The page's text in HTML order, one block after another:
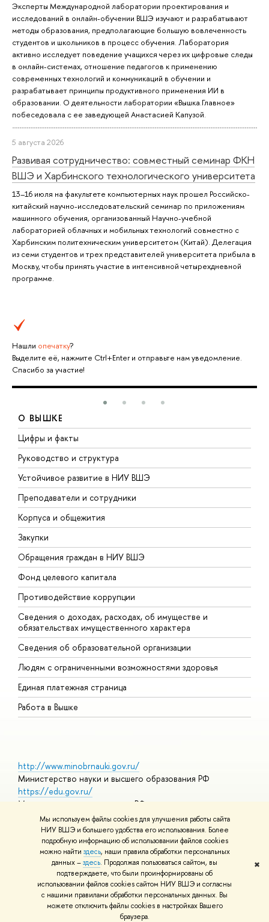
Мы используем файлы cookies для улучшения работы сайта
НИУ ВШЭ и большего удобства его использования. Более
подробную информацию об использовании файлов cookies
можно найти здесь, наши правила обработки персональных
данных –здесь. Продолжая пользоваться сайтом, вы
подтверждаете, что были проинформированы об
использовании файлов cookies сайтом НИУ ВШЭ и согласны
с нашими правилами обработки персональных данных. Вы
можете отключить файлы cookies в настройках Вашего
браузера.
✖
Эксперты Международной лаборатории проектирования и
исследований в онлайн-обучении ВШЭ изучают и разрабатывают
методы образования, предполагающие большую вовлеченность
студентов и школьников в процесс обучения. Лаборатория
активно исследует поведение учащихся через их цифровые следы
в онлайн-системах, отношение педагогов к применению
современных технологий и коммуникаций в обучении и
разрабатывает принципы продуктивного применения ИИ в
образовании. О деятельности лаборатории «Вышка.Главное»
побеседовала с ее заведующей Анастасией Капузой.
5 августа 2026
Развивая сотрудничество: совместный семинар ФКН
ВШЭ и Харбинского технологического университета
13–16 июля на факультете компьютерных наук прошел Российско-
китайский научно-исследовательский семинар по приложениям
машинного обучения, организованный Научно-учебной
лабораторией облачных и мобильных технологий совместно с
Харбинским политехническим университетом (Китай). Делегация
из семи студентов и трех представителей университета прибыла в
Москву, чтобы принять участие в интенсивной четырехдневной
программе.
Нашли опечатку?
Выделите её, нажмите Ctrl+Enter и отправьте нам уведомление.
Спасибо за участие!
О ВЫШКЕ
Цифры и факты
Руководство и структура
Устойчивое развитие в НИУ ВШЭ
Преподаватели и сотрудники
Корпуса и общежития
Закупки
Обращения граждан в НИУ ВШЭ
Фонд целевого капитала
Противодействие коррупции
Сведения о доходах, расходах, об имуществе и
обязательствах имущественного характера
Сведения об образовательной организации
Людям с ограниченными возможностями здоровья
Единая платежная страница
Работа в Вышке
http://www.minobrnauki.gov.ru/
Министерство науки и высшего образования РФ
https://edu.gov.ru/
Министерство просвещения РФ
https://elearning.hse.ru/mooc
Массовые открытые онлайн-курсы
© НИУ ВШЭ 1993–2026 Адреса и контактыУсловия
использования материалов Политика конфиденциальности
Шрифты HSE Sans и HSE Slab разработаны вШколе дизайна НИУ